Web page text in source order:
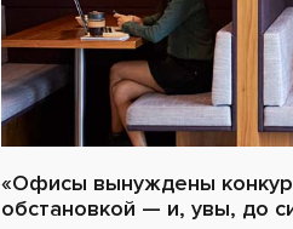
«Офисы вынуждены
обстановкой — и, увы, до